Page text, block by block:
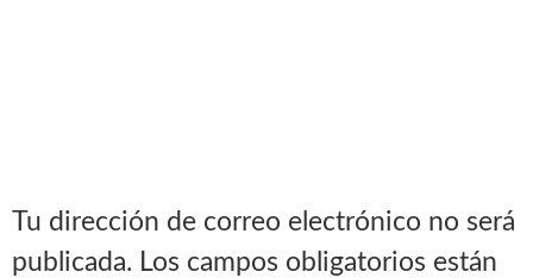
Tu dirección de correo electrónico no será
publicada. Los campos obligatorios están